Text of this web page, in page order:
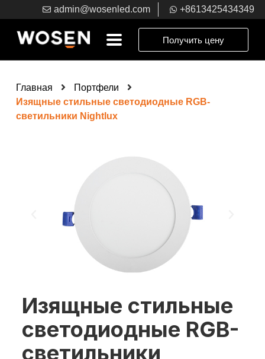
admin@wosenled.com +8613425434349
Получить цену
Главная
Портфели
Изящные стильные светодиодные RGB-
светильники Nightlux
Изящные стильные
светодиодные RGB-
светильники